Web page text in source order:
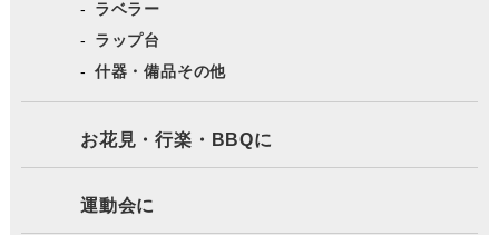
ラベラー
ラップ台
什器・備品その他
お花見・行楽・BBQに
運動会に